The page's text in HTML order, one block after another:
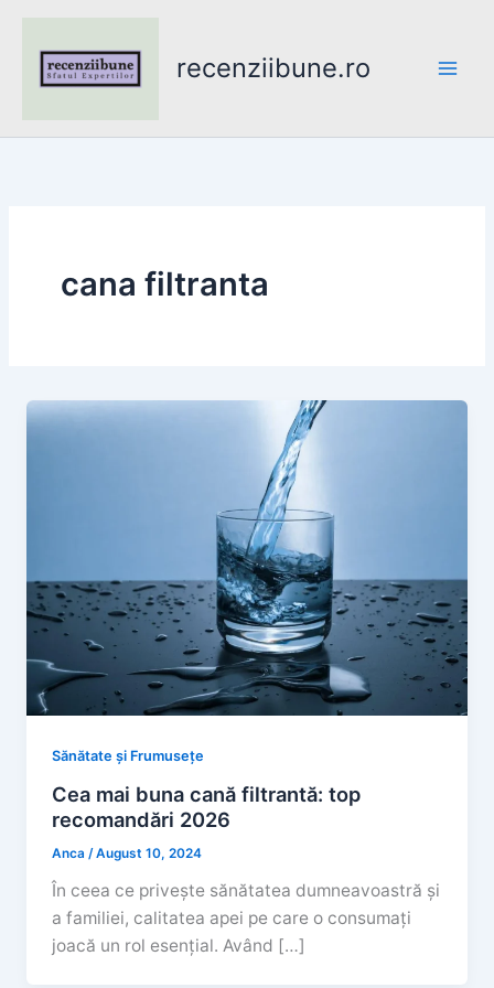
content
recenziibune.ro
cana filtranta
Sănătate și Frumusețe
Cea mai buna cană filtrantă: top
recomandări 2026
Anca/August 10, 2024
În ceea ce privește sănătatea dumneavoastră și
a familiei, calitatea apei pe care o consumați
joacă un rol esențial. Având […]